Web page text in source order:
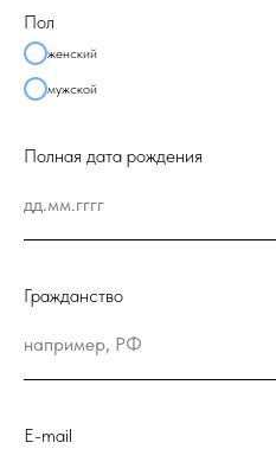
Пол
женский
мужской
Полная дата рождения
дд.мм.гггг
Гражданство
например, РФ
E-mail